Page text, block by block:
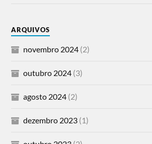
ARQUIVOS
novembro 2024 (2)
outubro 2024 (3)
agosto 2024 (2)
dezembro 2023 (1)